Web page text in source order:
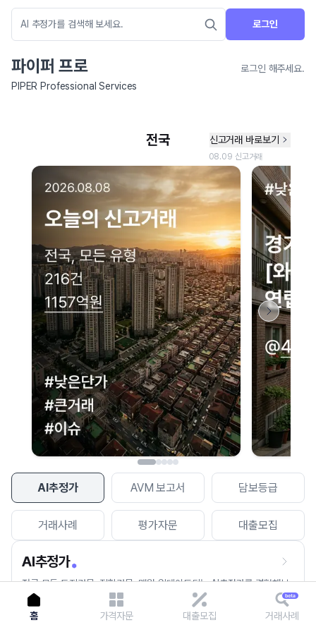
로그인
파이퍼 프로
로그인 해주세요.
PIPER Professional Services
AI추정가 AVM 보고서 담보등급
거래사례 평가자문 대출모집
AI추정가
전국 모든 토지건물, 집합건물, 매월 업데이트되는 AI추정가를 경험해보
세요.
네이버 지도 연결 안내
현재 네이버 지도 연결이 원활하지 않아 지도를 불러올 수 없습니다.
이용에 불편을 드려 죄송합니다.
다시 시도
홈 가격자문 대출모집 거래사례